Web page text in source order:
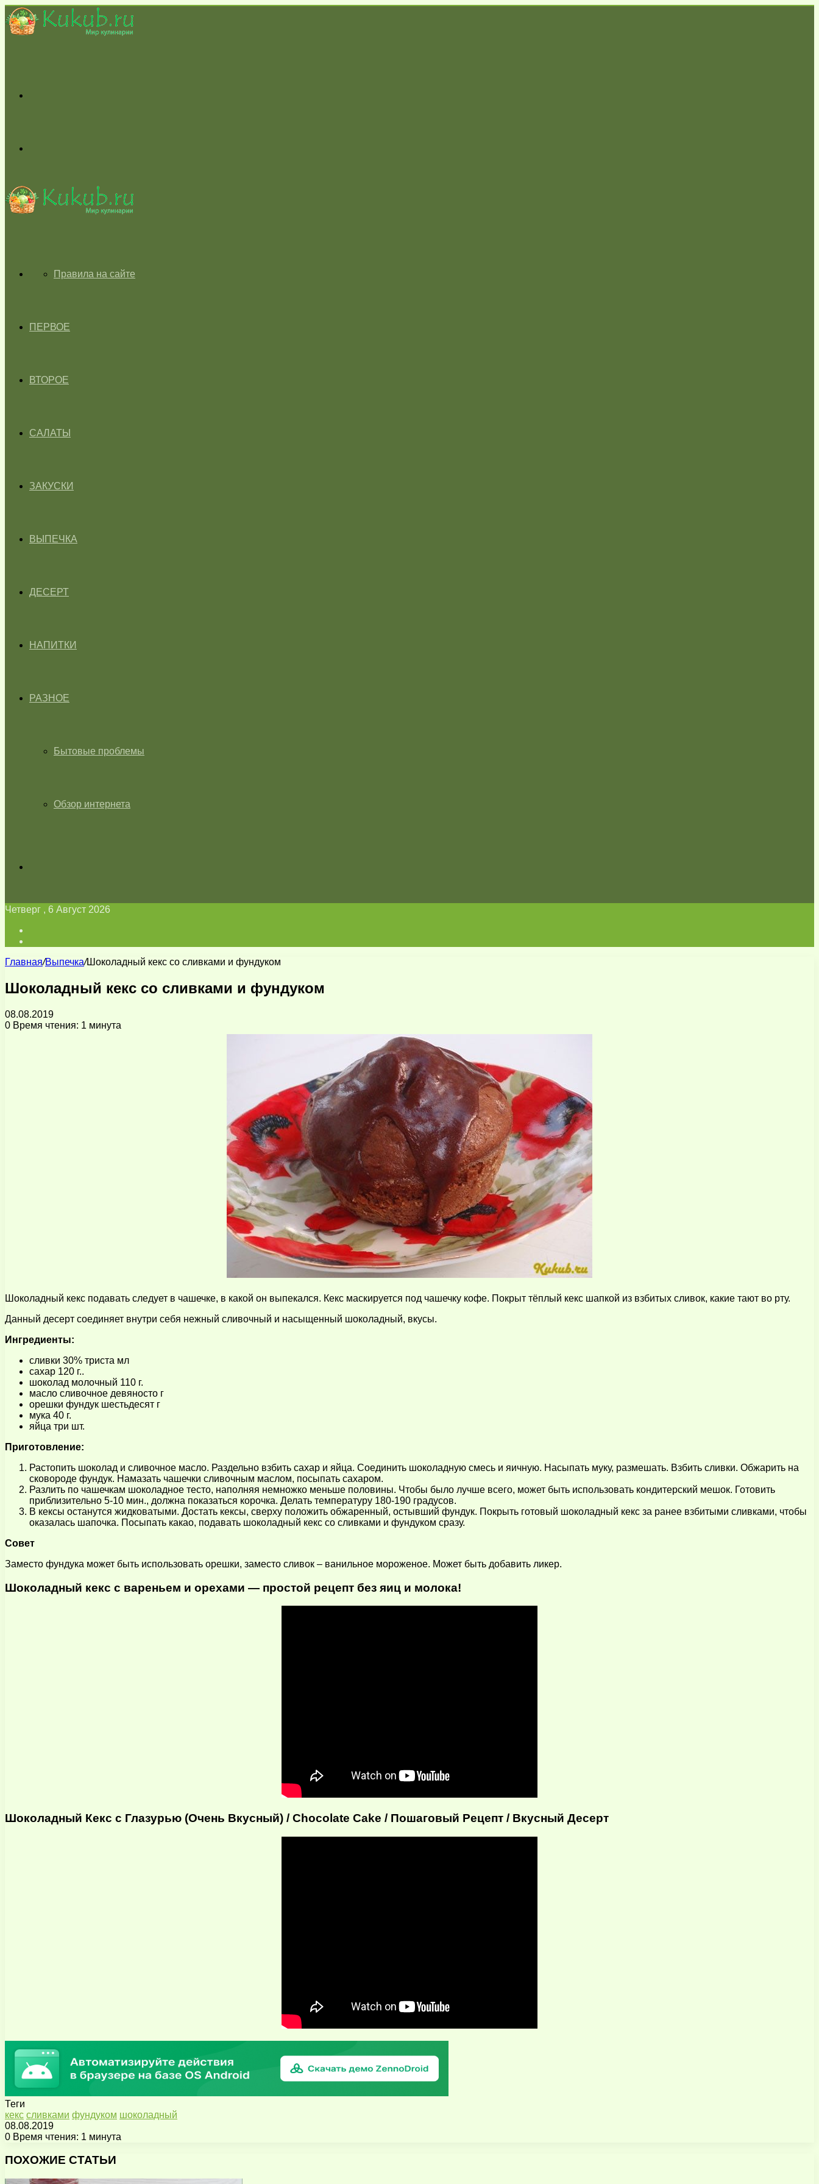
skin
ГЛАВНАЯПравила на сайте
ПЕРВОЕ
ВТОРОЕ
САЛАТЫ
ЗАКУСКИ
ВЫПЕЧКА
ДЕСЕРТ
НАПИТКИ
РАЗНОЕ
Бытовые проблемы
Обзор интернета
Четверг , 6 Август 2026
Главная/Выпечка/Шоколадный кекс со сливками и фундуком
Шоколадный кекс со сливками и фундуком
08.08.2019
0 Время чтения: 1 минута
Шоколадный кекс подавать следует в чашечке, в какой он выпекался. Кекс маскируется под чашечку кофе. Покрыт тёплый кекс шапкой из взбитых сливок, какие тают во рту.
Данный десерт соединяет внутри себя нежный сливочный и насыщенный шоколадный, вкусы.
Ингредиенты:
сливки 30% триста мл
сахар 120 г..
шоколад молочный 110 г.
масло сливочное девяносто г
орешки фундук шестьдесят г
мука 40 г.
яйца три шт.
Приготовление:
Растопить шоколад и сливочное масло. Раздельно взбить сахар и яйца. Соединить шоколадную смесь и яичную. Насыпать муку, размешать. Взбить сливки. Обжарить на
сковороде фундук. Намазать чашечки сливочным маслом, посыпать сахаром.
Разлить по чашечкам шоколадное тесто, наполняя немножко меньше половины. Чтобы было лучше всего, может быть использовать кондитерский мешок. Готовить
приблизительно 5-10 мин., должна показаться корочка. Делать температуру 180-190 градусов.
В кексы останутся жидковатыми. Достать кексы, сверху положить обжаренный, остывший фундук. Покрыть готовый шоколадный кекс за ранее взбитыми сливками, чтобы
оказалась шапочка. Посыпать какао, подавать шоколадный кекс со сливками и фундуком сразу.
Совет
Заместо фундука может быть использовать орешки, заместо сливок – ванильное мороженое. Может быть добавить ликер.
Шоколадный кекс с вареньем и орехами — простой рецепт без яиц и молока!
Шоколадный Кекс с Глазурью (Очень Вкусный) / Chocolate Cake / Пошаговый Рецепт / Вкусный Десерт
Теги
кекс сливками фундуком шоколадный
08.08.2019
0 Время чтения: 1 минута
через
почту
ПОХОЖИЕ СТАТЬИ